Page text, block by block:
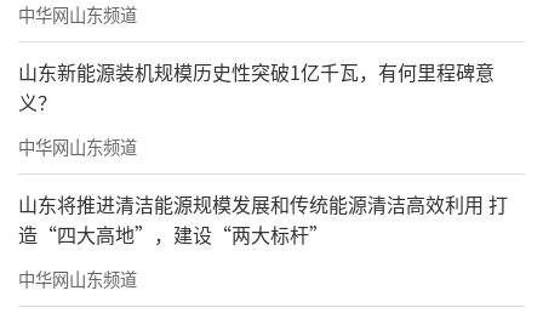
中华网山东频道
山东新能源装机规模历史性突破1亿千瓦，有何里程碑意
义？
中华网山东频道
山东将推进清洁能源规模发展和传统能源清洁高效利用 打
造“四大高地”，建设“两大标杆”
中华网山东频道